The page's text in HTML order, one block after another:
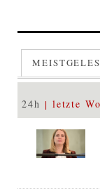
24h letzte